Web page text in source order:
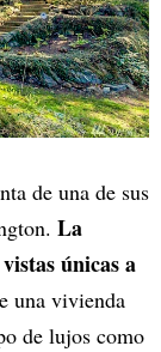
de una de sus
La
únicas a
una vivienda
de lujos como